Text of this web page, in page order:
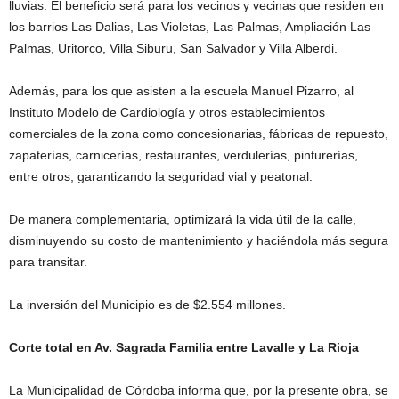
lluvias. El beneficio será para los vecinos y vecinas que residen en
los barrios Las Dalias, Las Violetas, Las Palmas, Ampliación Las
Palmas, Uritorco, Villa Siburu, San Salvador y Villa Alberdi.
Además, para los que asisten a la escuela Manuel Pizarro, al
Instituto Modelo de Cardiología y otros establecimientos
comerciales de la zona como concesionarias, fábricas de repuesto,
zapaterías, carnicerías, restaurantes, verdulerías, pinturerías,
entre otros, garantizando la seguridad vial y peatonal.
De manera complementaria, optimizará la vida útil de la calle,
disminuyendo su costo de mantenimiento y haciéndola más segura
para transitar.
La inversión del Municipio es de $2.554 millones.
Corte total en Av. Sagrada Familia entre Lavalle y La Rioja
La Municipalidad de Córdoba informa que, por la presente obra, se